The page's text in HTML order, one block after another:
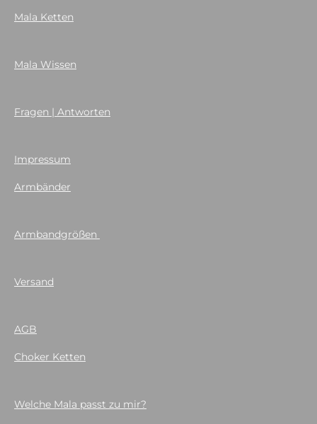
Mala Ketten
Mala Wissen
Fragen | Antworten
Impressum
Armbänder
Armbandgrößen
Versand
AGB
Choker Ketten
Welche Mala passt zu mir?